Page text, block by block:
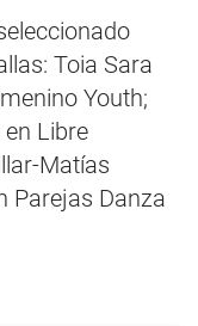
Toia Sara
Youth;
Libre
Matías
Parejas Danza